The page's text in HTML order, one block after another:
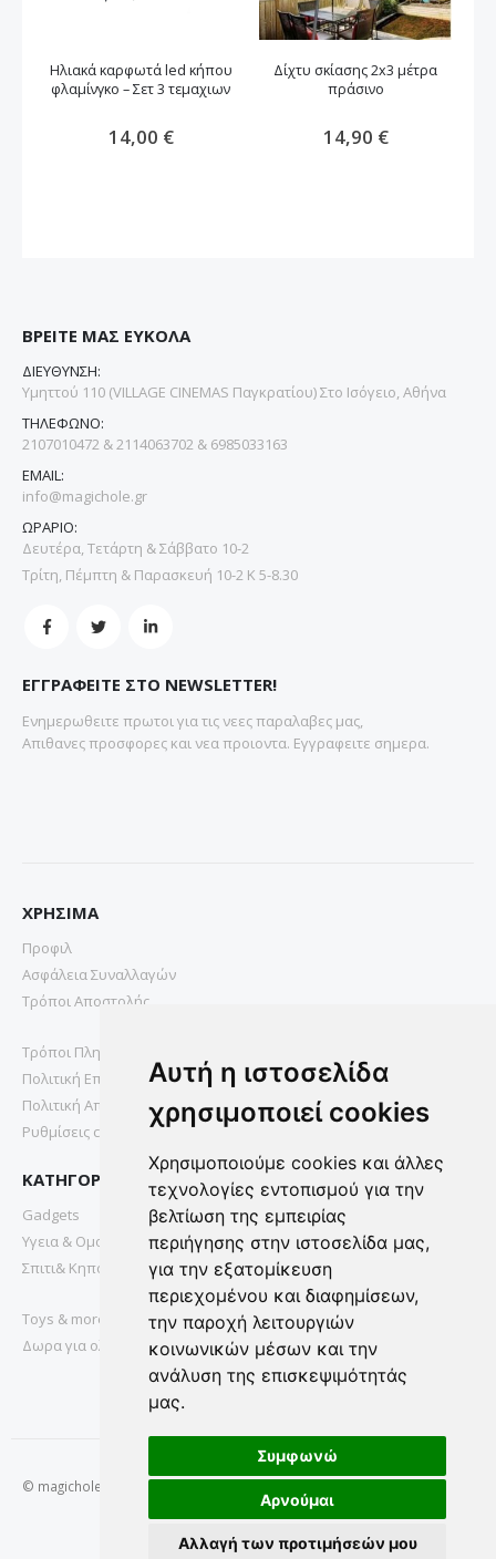
Αυτή η ιστοσελίδα
χρησιμοποιεί cookies
Χρησιμοποιούμε cookies και άλλες
τεχνολογίες εντοπισμού για την
βελτίωση της εμπειρίας
περιήγησης στην ιστοσελίδα μας,
για την εξατομίκευση
περιεχομένου και διαφημίσεων,
την παροχή λειτουργιών
κοινωνικών μέσων και την
ανάλυση της επισκεψιμότητάς
μας.
Συμφωνώ
Αρνούμαι
Αλλαγή των προτιμήσεών μου
Ηλιακά καρφωτά led κήπου
φλαμίνγκο – Σετ 3 τεμαχιων
14,00 €
Δίχτυ σκίασης 2x3 μέτρα
πράσινο
14,90 €
ΒΡΕΙΤΕ ΜΑΣ ΕΥΚΟΛΑ
ΔΙΕΥΘΥΝΣΗ:
Υμηττού 110 (VILLAGE CINEMAS Παγκρατίου) Στο Ισόγειο, Αθήνα
ΤΗΛΕΦΩΝΟ:
2107010472 & 2114063702 & 6985033163
EMAIL:
info@magichole.gr
ΩΡΑΡΙΟ:
Δευτέρα, Τετάρτη & Σάββατο 10-2
Τρίτη, Πέμπτη & Παρασκευή 10-2 Κ 5-8.30
ΕΓΓΡΑΦΕΙΤΕ ΣΤΟ NEWSLETTER!
Ενημερωθειτε πρωτοι για τις νεες παραλαβες μας,
Απιθανες προσφορες και νεα προιοντα. Εγγραφειτε σημερα.
ΧΡΗΣΙΜΑ
Προφιλ
Ασφάλεια Συναλλαγών
Τρόποι Αποστολής
Τρόποι Πληρωμής
Πολιτική Επιστροφών
Πολιτική Απορρήτου
Ρυθμίσεις cookies
ΚΑΤΗΓΟΡΙΕΣ
Gadgets
Υγεια & Ομορφια
Σπιτι& Κηπος
Toys & more
Δωρα για ολους
© magichole.gr 2022. All Rights Reserved.